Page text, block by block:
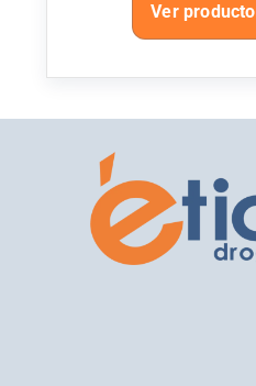
Ver producto